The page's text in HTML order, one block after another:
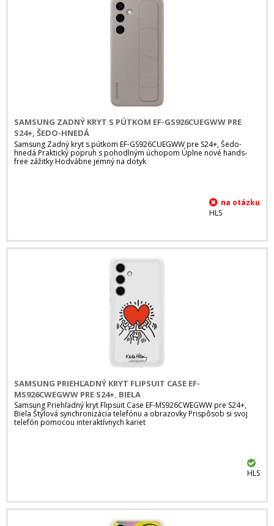
SAMSUNG ZADNÝ KRYT S PÚTKOM EF-GS926CUEGWW PRE
S24+, ŠEDO-HNEDÁ
Samsung Zadný kryt s pútkom EF-GS926CUEGWW pre S24+, Šedo-
hnedá Praktický popruh s pohodlným úchopom Úplne nové hands-
free zážitky Hodvábne jemný na dotyk
HLS
SAMSUNG PRIEHĽADNÝ KRYT FLIPSUIT CASE EF-
MS926CWEGWW PRE S24+, BIELA
Samsung Priehľadný kryt Flipsuit Case EF-MS926CWEGWW pre S24+,
Biela Štýlová synchronizácia telefónu a obrazovky Prispôsob si svoj
telefón pomocou interaktívnych kariet
HLS